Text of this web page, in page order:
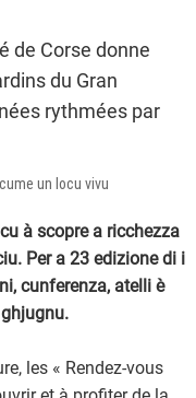
de Corse donne
du Gran
rythmées par
un locu vivu
à scopre a ricchezza
Per a 23 edizione di i
cunferenza, atelli è
les « Rendez-vous